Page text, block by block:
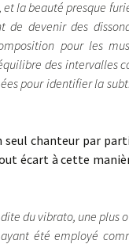
et la beauté presque
devenir des
pour les
des intervalles
pour identifier la
seul chanteur par
écart à cette
du vibrato, une plus
été employé